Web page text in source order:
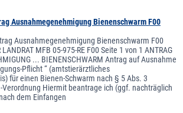
Ausnahmegenehmigung Bienenschwarm F00
Ausnahmegenehmigung Bienenschwarm F00
MFB 05-975-RE F00 Seite 1 von 1 ANTRAG
... BIENENSCHWARM Antrag auf Ausnahme
Pflicht “ (amtstierärztliches
für einen Bienen-Schwarm nach § 5 Abs. 3
Verordnung Hiermit beantrage ich (ggf. nachträglich
dem Einfangen